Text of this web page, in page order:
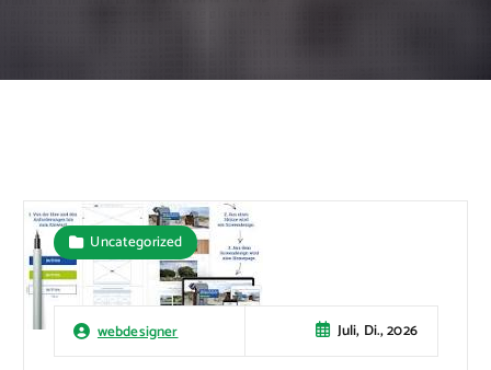
webdesigner Juli, Di., 2026
Uncategorized